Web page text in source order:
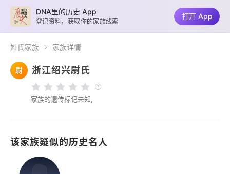
姓氏家族 家族详情
尉 浙江绍兴尉氏
家族的遗传标记未知,
该家族疑似的历史名人
DNA里的历史 App
登记资料，获取你的家族线索
打开 App